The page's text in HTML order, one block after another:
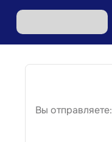
Вы отправляете: